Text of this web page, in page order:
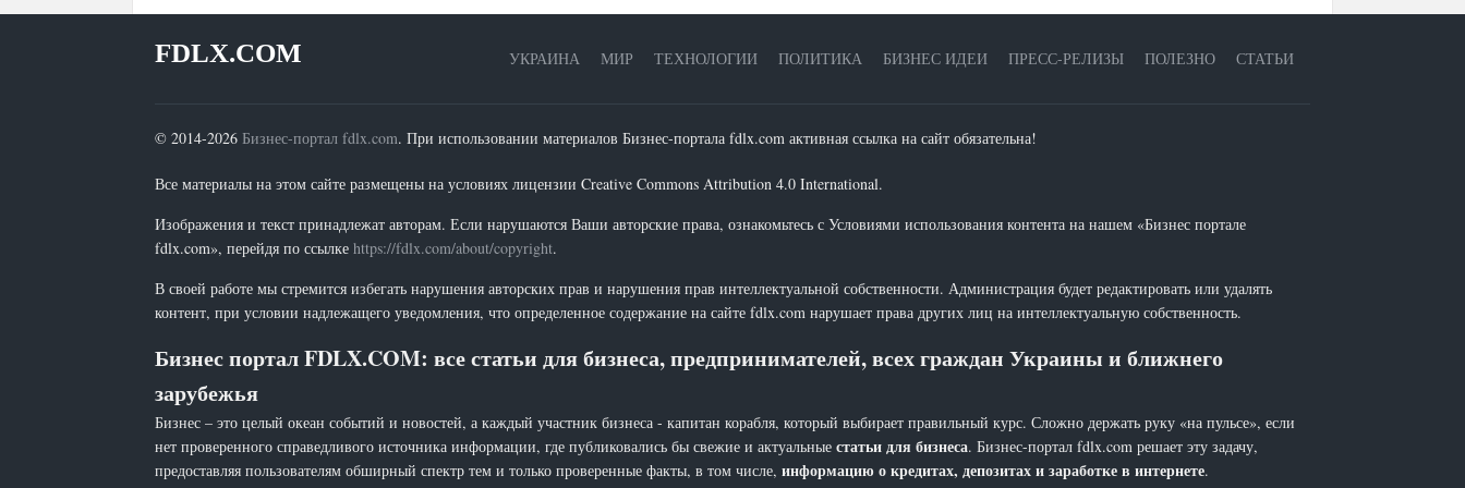
УКРАИНА МИР ТЕХНОЛОГИИ ПОЛИТИКА БИЗНЕС ИДЕИ ПРЕСС-РЕЛИЗЫ ПОЛЕЗНО СТАТЬИ
FDLX.COM
© 2014-2026 Бизнес-портал fdlx.com. При использовании материалов Бизнес-портала fdlx.com активная ссылка на сайт обязательна!
Все материалы на этом сайте размещены на условиях лицензии Creative Commons Attribution 4.0 International.
Изображения и текст принадлежат авторам. Если нарушаются Ваши авторские права, ознакомьтесь с Условиями использования контента на нашем «Бизнес портале
fdlx.com», перейдя по ссылке https://fdlx.com/about/copyright.
В своей работе мы стремится избегать нарушения авторских прав и нарушения прав интеллектуальной собственности. Администрация будет редактировать или удалять
контент, при условии надлежащего уведомления, что определенное содержание на сайте fdlx.com нарушает права других лиц на интеллектуальную собственность.
Бизнес портал FDLX.COM: все статьи для бизнеса, предпринимателей, всех граждан Украины и ближнего
зарубежья
Бизнес – это целый океан событий и новостей, а каждый участник бизнеса - капитан корабля, который выбирает правильный курс. Сложно держать руку «на пульсе», если
нет проверенного справедливого источника информации, где публиковались бы свежие и актуальные статьи для бизнеса. Бизнес-портал fdlx.com решает эту задачу,
предоставляя пользователям обширный спектр тем и только проверенные факты, в том числе, информацию о кредитах, депозитах и заработке в интернете.